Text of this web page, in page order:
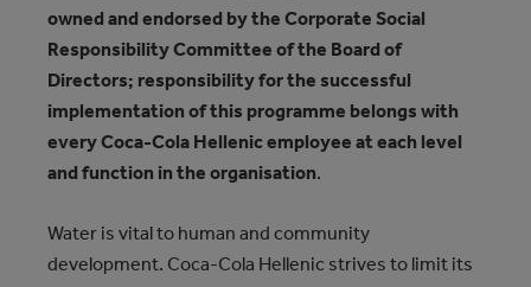
owned and endorsed by the Corporate Social
Responsibility Committee of the Board of
Directors; responsibility for the successful
implementation of this programme belongs with
every Coca‑Cola Hellenic employee at each level
and function in the organisation.
Water is vital to human and community
development. Coca‑Cola Hellenic strives to limit its